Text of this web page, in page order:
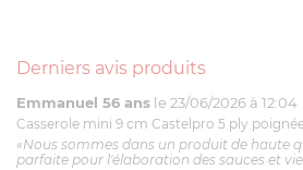
Derniers avis produits
Emmanuel 56 ans le 23/06/2026 à 12:04
Casserole mini 9 cm Castelpro 5 ply
«Nous sommes dans un produit de haute
parfaite pour l'élaboration des sauces et